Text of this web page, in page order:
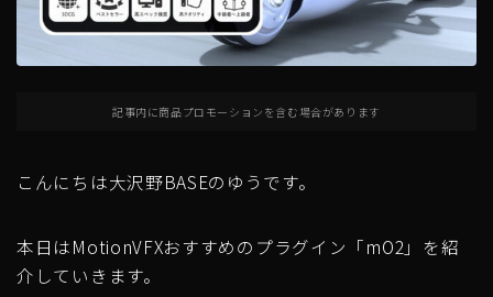
記事内に商品プロモーションを含む場合があります
こんにちは大沢野BASEのゆうです。
本日はMotionVFXおすすめのプラグイン「mO2」を紹
介していきます。